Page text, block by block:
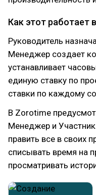
Как этот работает
Руководитель
Менеджер создает
устанавливает
единую ставку по
ставки по каждому
В Zorotime
Менеджер и
править все в своих
списывать время на
просматривать